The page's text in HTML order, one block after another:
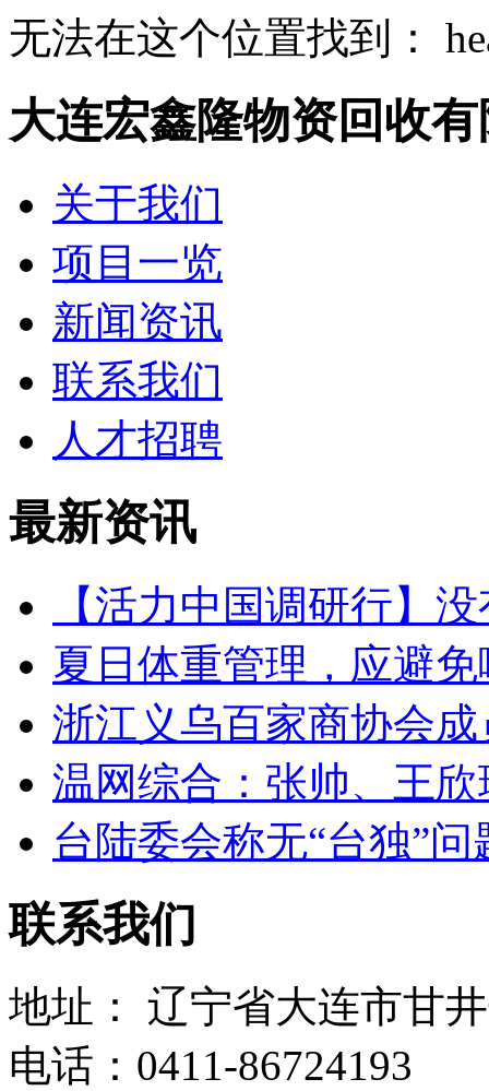
无法在这个位置找到：
大连宏鑫隆物资回收
关于我们
项目一览
新闻资讯
联系我们
人才招聘
最新资讯
【活力中国调研行】
夏日体重管理，应避
浙江义乌百家商协会
温网综合：张帅、王
台陆委会称无“台独”
联系我们
地址： 辽宁省大连市甘
电话： 0411-86724193